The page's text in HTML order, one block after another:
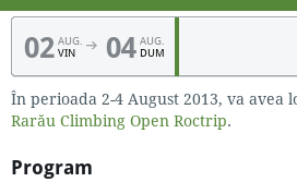
02 AUG.
VIN
04 AUG.
DUM
În perioada 2-4 August 2013, va avea
Rarău Climbing Open Roctrip.
Program